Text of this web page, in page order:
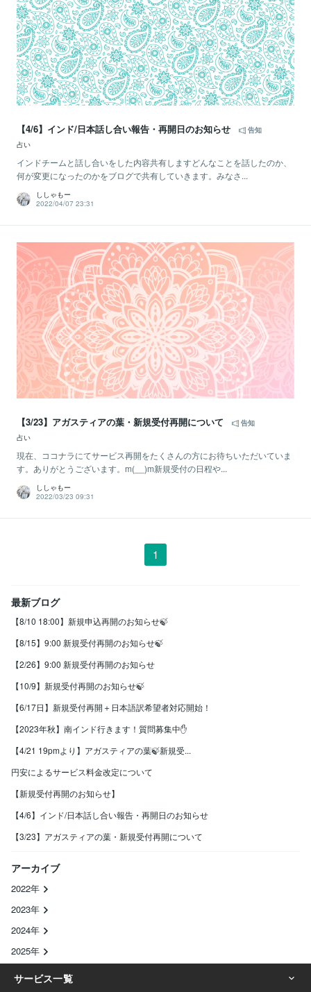
【4/6】インド/日本話し合い報告・再開日のお知らせ
告知
占い
インドチームと話し合いをした内容共有しますどんなことを話したのか、
何が変更になったのかをブログで共有していきます。みなさ...
ししゃもー
2022/04/07 23:31
【3/23】アガスティアの葉・新規受付再開について
告知
占い
現在、ココナラにてサービス再開をたくさんの方にお待ちいただいていま
す。ありがとうございます。m(__)m新規受付の日程や...
ししゃもー
2022/03/23 09:31
1
最新ブログ
【8/10 18:00】新規申込再開のお知らせ🍃
【8/15】9:00 新規受付再開のお知らせ🍃
【2/26】9:00 新規受付再開のお知らせ
【10/9】新規受付再開のお知らせ🍃
【6/17日】新規受付再開＋日本語訳希望者対応開始！
【2023年秋】南インド行きます！質問募集中✋
【4/21 19pmより】アガスティアの葉🍃新規受...
円安によるサービス料金改定について
【新規受付再開のお知らせ】
【4/6】インド/日本話し合い報告・再開日のお知らせ
【3/23】アガスティアの葉・新規受付再開について
アーカイブ
2022年
2023年
2024年
2025年